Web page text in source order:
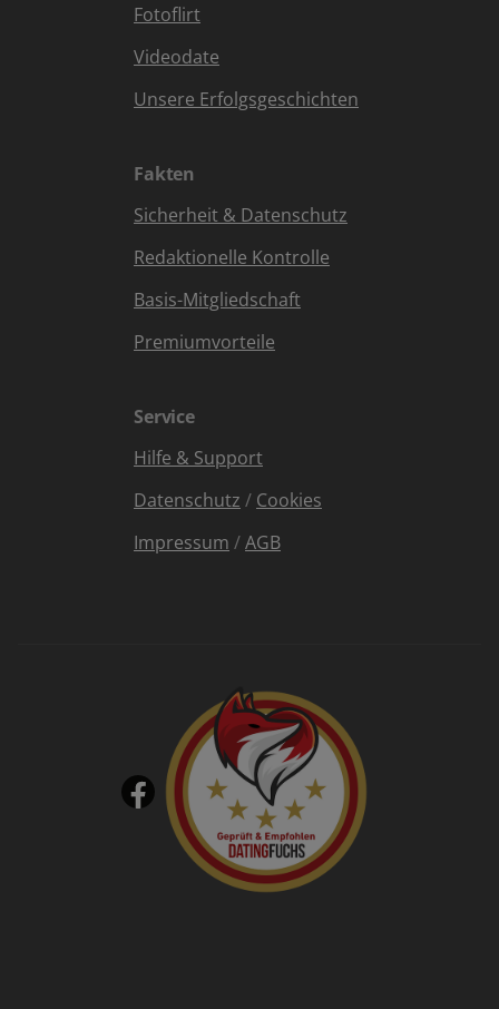
Fotoflirt
Videodate
Unsere Erfolgsgeschichten
Fakten
Sicherheit & Datenschutz
Redaktionelle Kontrolle
Basis-Mitgliedschaft
Premiumvorteile
Service
Hilfe & Support
Datenschutz / Cookies
Impressum /AGB